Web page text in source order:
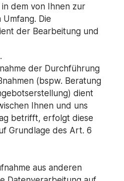
dem von Ihnen zur
Die
der Bearbeitung und
der Durchführung
(bspw. Beratung
dient
Ihnen und uns
betrifft, erfolgt diese
Grundlage des Art. 6
aus anderen